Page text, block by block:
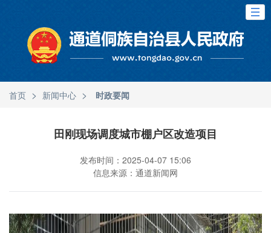
首页 > 新闻中心 > 时政要闻
田刚现场调度城市棚户区改造项目
发布时间：2025-04-07 15:06
信息来源：通道新闻网